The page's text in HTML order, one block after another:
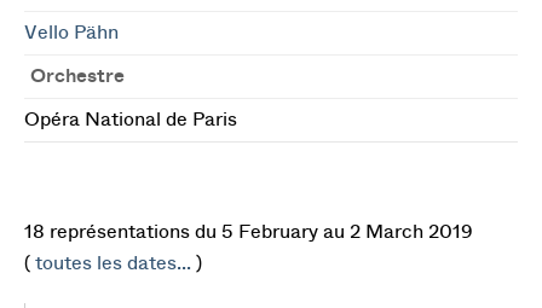
Vello Pähn
Orchestre
Opéra National de Paris
18 représentations du 5 February au 2 March 2019
( toutes les dates... )